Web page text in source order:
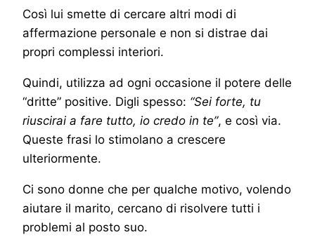
Così lui smette di cercare altri modi di
affermazione personale e non si distrae dai
propri complessi interiori.
Quindi, utilizza ad ogni occasione il potere delle
“dritte” positive. Digli spesso: “Sei forte, tu
riuscirai a fare tutto, io credo in te”, e così via.
Queste frasi lo stimolano a crescere
ulteriormente.
Ci sono donne che per qualche motivo, volendo
aiutare il marito, cercano di risolvere tutti i
problemi al posto suo.